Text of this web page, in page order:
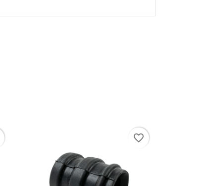
favorite_border